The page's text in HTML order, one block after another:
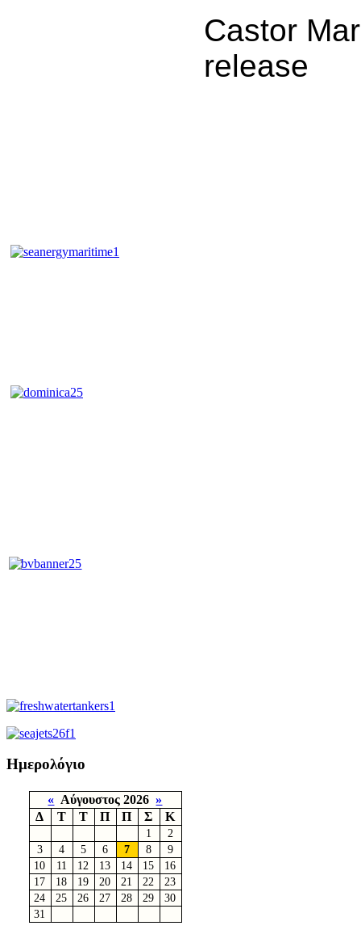
Castor
release
Ημερολόγιο
« Αύγουστος 2026»
Δ
Τ Τ Π Π Σ Κ
1
2
3
4 5 6 7 8
9
10
11 12 13 14 15
16
17
18 19 20 21 22
23
24
25 26 27 28 29
30
31